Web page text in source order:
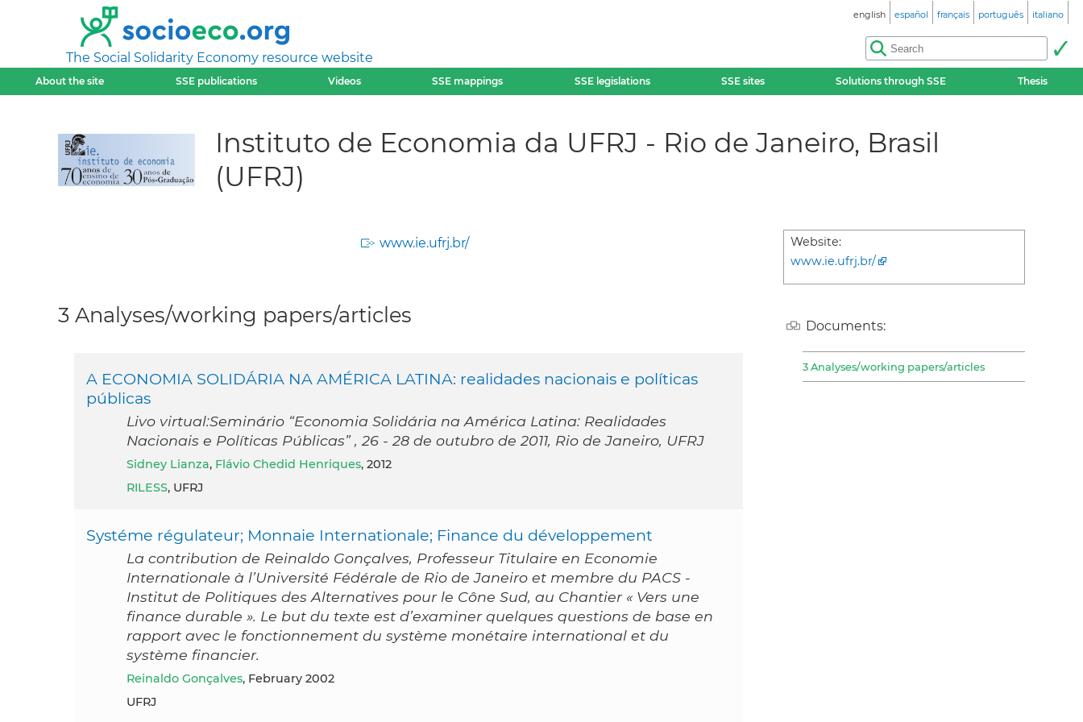
The Social Solidarity Economy resource website
english español français português italiano
About the site SSE publications Videos SSE mappings SSE legislations SSE sites Solutions through SSE Thesis
Instituto de Economia da UFRJ - Rio de Janeiro, Brasil
(UFRJ)
www.ie.ufrj.br/
Website:
www.ie.ufrj.br/
Documents:
3 Analyses/working papers/articles
3 Analyses/working papers/articles
A ECONOMIA SOLIDÁRIA NA AMÉRICA LATINA: realidades nacionais e políticas
públicas
Livo virtual:Seminário “Economia Solidária na América Latina: Realidades
Nacionais e Políticas Públicas” , 26 - 28 de outubro de 2011, Rio de Janeiro, UFRJ
Sidney Lianza, Flávio Chedid Henriques, 2012
RILESS, UFRJ
Systéme régulateur; Monnaie Internationale; Finance du développement
La contribution de Reinaldo Gonçalves, Professeur Titulaire en Economie
Internationale à l’Université Fédérale de Rio de Janeiro et membre du PACS -
Institut de Politiques des Alternatives pour le Cône Sud, au Chantier « Vers une
finance durable ». Le but du texte est d’examiner quelques questions de base en
rapport avec le fonctionnement du système monétaire international et du
système financier.
Reinaldo Gonçalves, February 2002
UFRJ